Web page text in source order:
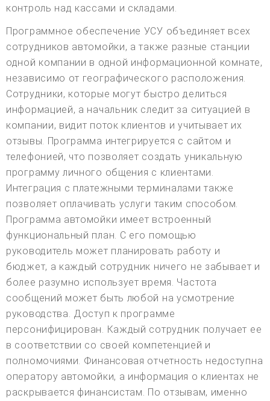
контроль над кассами и складами.
Программное обеспечение УСУ объединяет всех
сотрудников автомойки, а также разные станции
одной компании в одной информационной комнате,
независимо от географического расположения.
Сотрудники, которые могут быстро делиться
информацией, а начальник следит за ситуацией в
компании, видит поток клиентов и учитывает их
отзывы. Программа интегрируется с сайтом и
телефонией, что позволяет создать уникальную
программу личного общения с клиентами.
Интеграция с платежными терминалами также
позволяет оплачивать услуги таким способом.
Программа автомойки имеет встроенный
функциональный план. С его помощью
руководитель может планировать работу и
бюджет, а каждый сотрудник ничего не забывает и
более разумно использует время. Частота
сообщений может быть любой на усмотрение
руководства. Доступ к программе
персонифицирован. Каждый сотрудник получает ее
в соответствии со своей компетенцией и
полномочиями. Финансовая отчетность недоступна
оператору автомойки, а информация о клиентах не
раскрывается финансистам. По отзывам, именно